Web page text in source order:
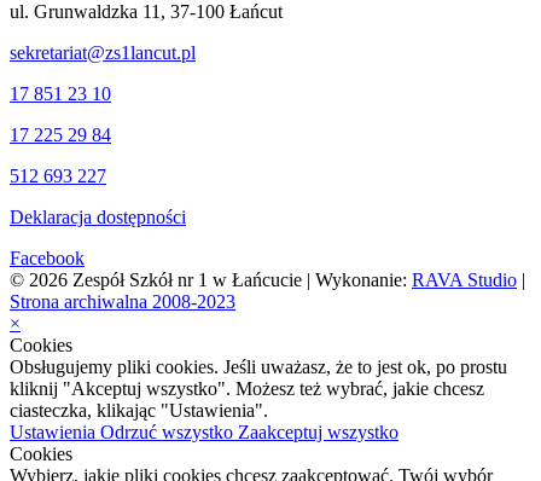
ul. Grunwaldzka 11, 37-100 Łańcut
sekretariat@zs1lancut.pl
17 851 23 10
17 225 29 84
512 693 227
Deklaracja dostępności
Facebook
© 2026 Zespół Szkół nr 1 w Łańcucie | Wykonanie: RAVA Studio
Strona archiwalna 2008-2023
×
Cookies
Obsługujemy pliki cookies. Jeśli uważasz, że to jest ok, po prostu
kliknij "Akceptuj wszystko". Możesz też wybrać, jakie chcesz
ciasteczka, klikając "Ustawienia".
Ustawienia Odrzuć wszystko Zaakceptuj wszystko
Cookies
Wybierz, jakie pliki cookies chcesz zaakceptować. Twój wybór